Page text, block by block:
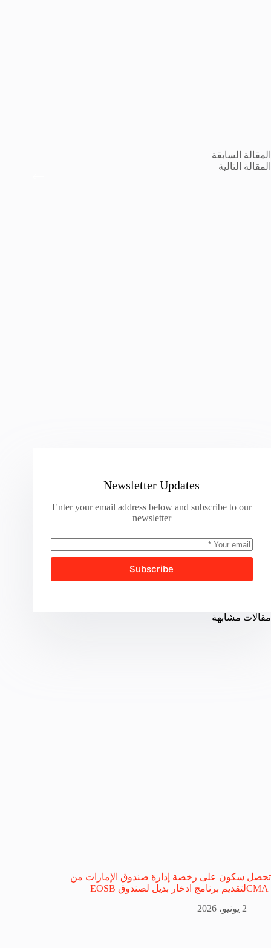
المقالة السابقة
المقالة التالية
Newsletter Updates
Enter your email address below and subscribe to our
newsletter
Subscribe
مقالات مشابهة
تحصل سكون على رخصة إدارة صندوق الإمارات من
2 يونيو، 2026